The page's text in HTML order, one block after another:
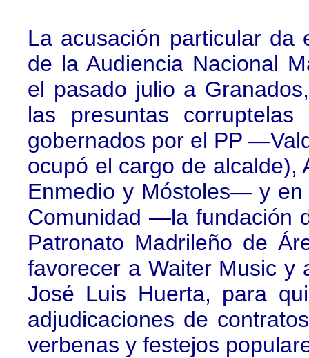
La acusación particular
de la Audiencia Nacional
el pasado julio a
las presuntas
gobernados por el PP
ocupó el cargo de alcalde),
Enmedio y Móstoles— y
Comunidad —la fundación
Patronato Madrileño de
favorecer a Waiter Music y
José Luis Huerta, para
adjudicaciones de
verbenas y festejos